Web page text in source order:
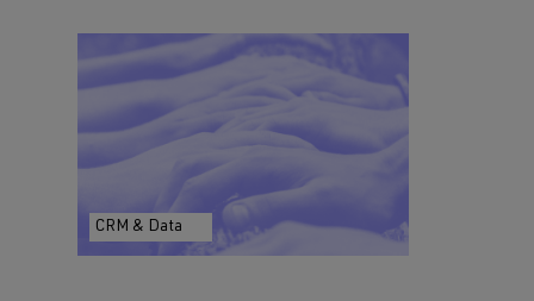
CRM & Data